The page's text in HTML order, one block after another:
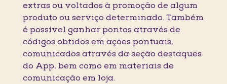
extras ou voltados à promoção de algum
produto ou serviço determinado. Também
é possível ganhar pontos através de
códigos obtidos em ações pontuais,
comunicados através da seção destaques
do App, bem como em materiais de
comunicação em loja.